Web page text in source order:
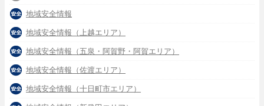
地域安全情報
地域安全情報（上越エリア）
地域安全情報（五泉・阿賀野・阿賀エリア）
地域安全情報（佐渡エリア）
地域安全情報（十日町市エリア）